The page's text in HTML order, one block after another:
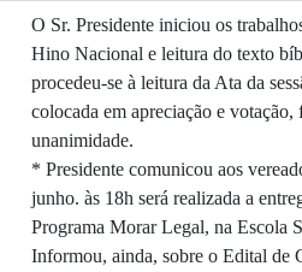
O Sr. Presidente iniciou os
Hino Nacional e leitura do texto
procedeu-se à leitura da Ata da
colocada em apreciação e
unanimidade.
* Presidente comunicou aos
junho. às 18h será realizada a
Programa Morar Legal, na Escola
Informou, ainda, sobre o Edital de